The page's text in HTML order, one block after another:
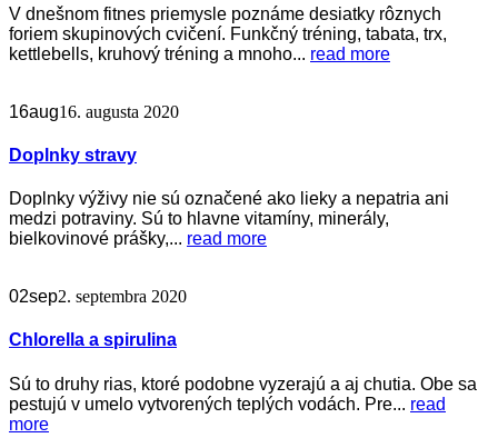
V dnešnom fitnes priemysle poznáme desiatky rôznych
foriem skupinových cvičení. Funkčný tréning, tabata, trx,
kettlebells, kruhový tréning a mnoho... read more
16aug16. augusta 2020
Doplnky stravy
Doplnky výživy nie sú označené ako lieky a nepatria ani
medzi potraviny. Sú to hlavne vitamíny, minerály,
bielkovinové prášky,... read more
02sep2. septembra 2020
Chlorella a spirulina
Sú to druhy rias, ktoré podobne vyzerajú a aj chutia. Obe sa
pestujú v umelo vytvorených teplých vodách. Pre... read
more